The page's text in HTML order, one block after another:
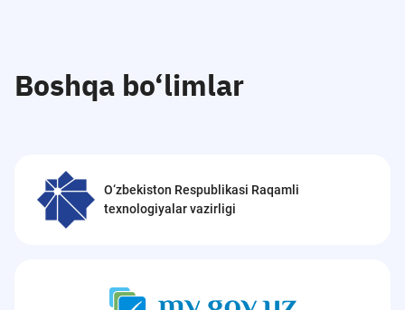
Boshqa bo‘limlar
O‘zbekiston Respublikasi Raqamli
texnologiyalar vazirligi